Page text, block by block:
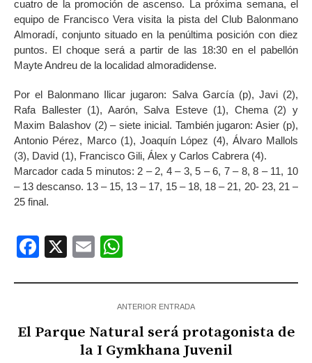
cuatro de la promoción de ascenso. La próxima semana, el
equipo de Francisco Vera visita la pista del Club Balonmano
Almoradí, conjunto situado en la penúltima posición con diez
puntos. El choque será a partir de las 18:30 en el pabellón
Mayte Andreu de la localidad almoradidense.
Por el Balonmano Ilicar jugaron: Salva García (p), Javi (2),
Rafa Ballester (1), Aarón, Salva Esteve (1), Chema (2) y
Maxim Balashov (2) – siete inicial. También jugaron: Asier (p),
Antonio Pérez, Marco (1), Joaquín López (4), Álvaro Mallols
(3), David (1), Francisco Gili, Álex y Carlos Cabrera (4).
Marcador cada 5 minutos: 2 – 2, 4 – 3, 5 – 6, 7 – 8, 8 – 11, 10
– 13 descanso. 13 – 15, 13 – 17, 15 – 18, 18 – 21, 20- 23, 21 –
25 final.
Facebook
X Email
ANTERIOR ENTRADA
El Parque Natural será protagonista de
la I Gymkhana Juvenil